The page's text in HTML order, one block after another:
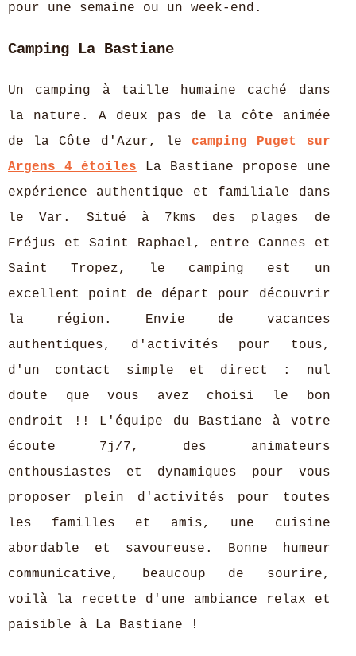
pour une semaine ou un week-end.
Camping La Bastiane
Un camping à taille humaine caché dans
la nature. A deux pas de la côte animée
de la Côte d'Azur, lecamping Puget sur
Argens 4 étoiles La Bastiane propose une
expérience authentique et familiale dans
le Var. Situé à 7kms des plages de
Fréjus et Saint Raphael, entre Cannes et
Saint Tropez, le camping est un
excellent point de départ pour découvrir
la région. Envie de vacances
authentiques, d'activités pour tous,
d'un contact simple et direct : nul
doute que vous avez choisi le bon
endroit !! L'équipe du Bastiane à votre
écoute 7j/7, des animateurs
enthousiastes et dynamiques pour vous
proposer plein d'activités pour toutes
les familles et amis, une cuisine
abordable et savoureuse. Bonne humeur
communicative, beaucoup de sourire,
voilà la recette d'une ambiance relax et
paisible à La Bastiane !